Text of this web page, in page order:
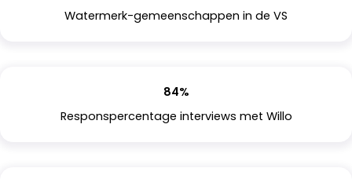
Watermerk-gemeenschappen in de VS
84%
Responspercentage interviews met Willo